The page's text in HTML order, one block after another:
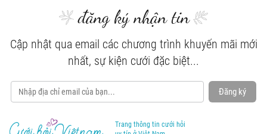
đăng ký nhận tin
Cập nhật qua email các chương trình khuyến mãi mới
nhất, sự kiện cưới đặc biệt...
Đăng ký
Trang thông tin cưới hỏi